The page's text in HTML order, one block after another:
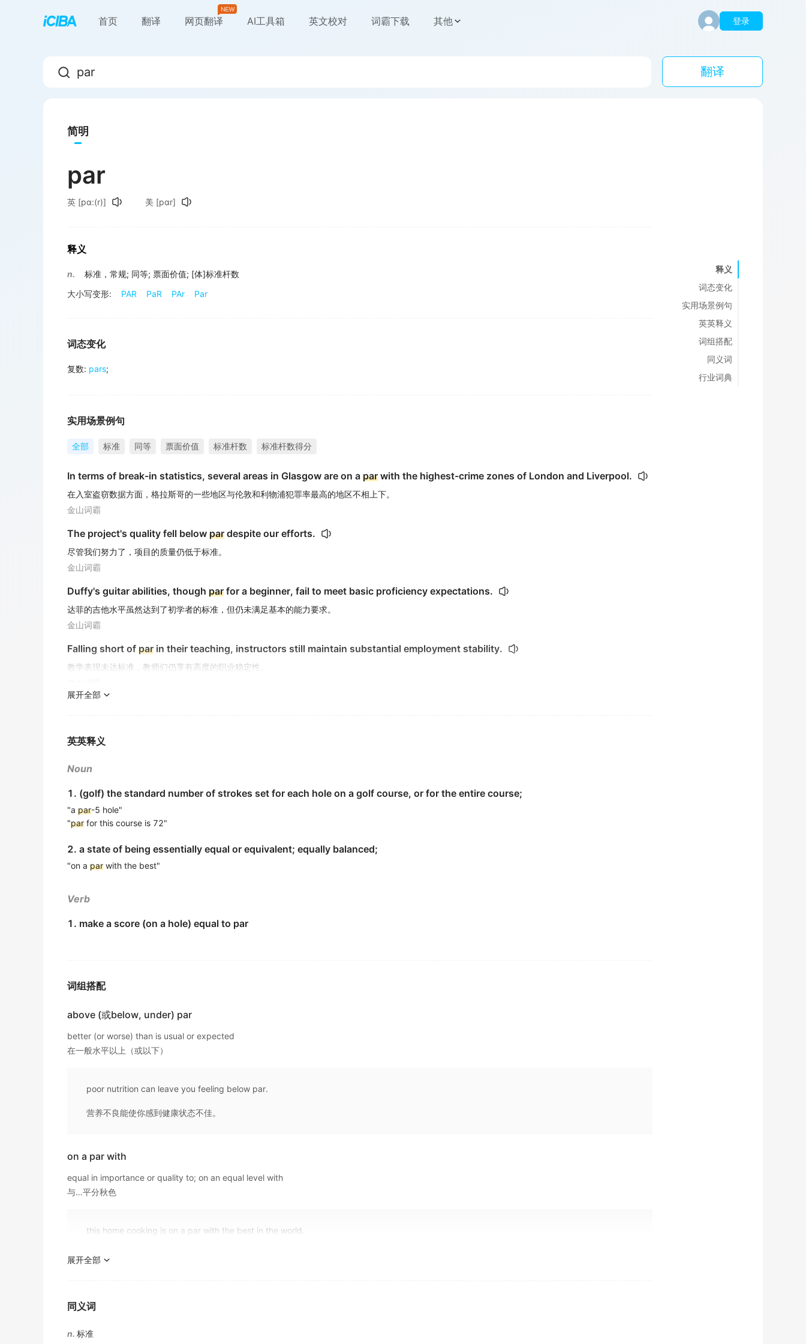
首页 翻译 网页翻译 AI工具箱 英文校对 词霸下载 其他 登录
翻译
简明
par
英 [pɑ:(r)] 美 [pɑr]
释义
n. 标准，常规; 同等; 票面价值; [体]标准杆数
大小写变形:
PAR PaR PAr Par
词态变化
复数: pars;
实用场景例句
全部 标准 同等 票面价值 标准杆数 标准杆数得分
In terms of break-in statistics, several areas in Glasgow are on a par with the highest-crime zones of London and Liverpool.
在入室盗窃数据方面，格拉斯哥的一些地区与伦敦和利物浦犯罪率最高的地区不相上下。
金山词霸
The project's quality fell below par despite our efforts.
尽管我们努力了，项目的质量仍低于标准。
金山词霸
Duffy's guitar abilities, though par for a beginner, fail to meet basic proficiency expectations.
达菲的吉他水平虽然达到了初学者的标准，但仍未满足基本的能力要求。
金山词霸
Falling short of par in their teaching, instructors still maintain substantial employment stability.
教学表现未达标准，教师们仍享有高度的职业稳定性。
金山词霸
Maintaining their performance at
金山词霸
Working extended hours is simply
金山词霸
债券可按面值赎回。
I just have not been feeling up to
感觉身体正常.
"Parin parem imperium non habet " is an indisputable legal maxim in the world.
《现代汉英综合大词典》
Bond : Bond selling at a price less than its
男人以爱爱情开始,以爱女人结束.
The elegance of the cabinets is on par with the value of the books.
期刊摘选
不能把客观原因与主观原因平列起来分析.
His performance under
展开全部
英英释义
Noun
1. (golf) the standard number of strokes set for each hole on a golf course, or for the entire course;
"a par-5 hole"
"par for this course is 72"
2. a state of being essentially equal or equivalent; equally balanced;
"on a par with the best"
Verb
1. make a score (on a hole) equal to par
词组搭配
above (或below, under) par
better (or worse) than is usual or expected
在一般水平以上（或以下）
poor nutrition can leave you feeling below par.
营养不良能使你感到健康状态不佳。
on a par with
equal in importance or quality to; on an equal level with
与…平分秋色
this home cooking is on a par with the best in the world.
这种自家的烹调和世界上最好的一样。
正常的（事）；意料之中的（事）
展开全部
同义词
n. 标准
释义
词态变化
实用场景例句
英英释义
词组搭配
同义词
行业词典